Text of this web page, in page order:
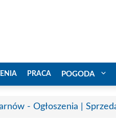
PRACA POGODA
- Ogłoszenia |